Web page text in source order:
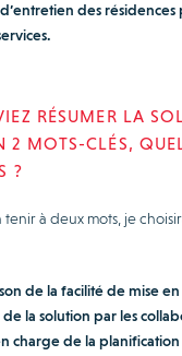
des résidences
RÉSUMER LA
2 MOTS-CLÉS,
?
tenir à deux mots, je
de la facilité de mise
la solution par les
charge de la planification